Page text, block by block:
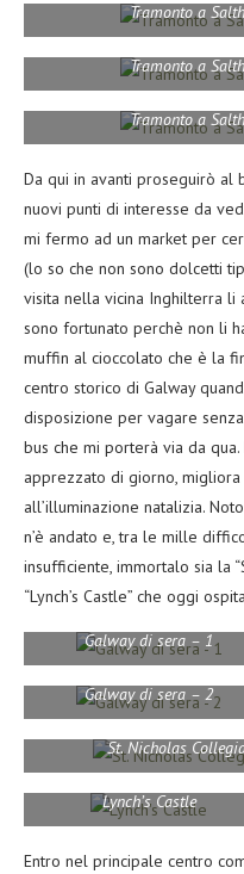
Tramonto a
Tramonto a
Tramonto a
Da qui in avanti proseguirò al
nuovi punti di interesse da
mi fermo ad un market per
(lo so che non sono dolcetti
visita nella vicina Inghilterra li
sono fortunato perchè non li
muffin al cioccolato che è la
centro storico di Galway
disposizione per vagare
bus che mi porterà via da qua.
apprezzato di giorno,
all’illuminazione natalizia.
n’è andato e, tra le mille
insufficiente, immortalo sia la
“Lynch’s Castle” che oggi
Galway di sera – 1
Galway di sera – 2
St. Nicholas
Lynch’s Castle
Entro nel principale centro